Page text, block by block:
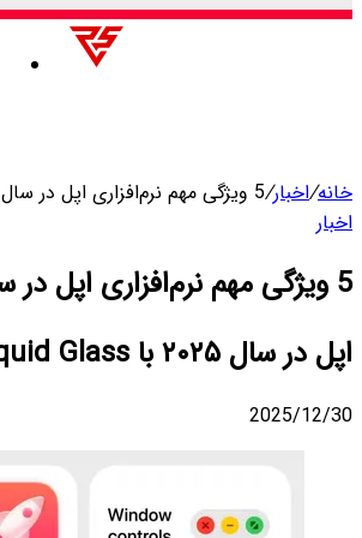
خانه/اخبار/5 ویژگی مهم نرم‌افزاری اپل در سال 2025
اخبار
5 ویژگی مهم نرم‌افزاری اپل در سال 2025
اپل در سال ۲۰۲۵ با Liquid Glass، چندوظیفگی آیپد، ارتقای Spotlight، ترجمه زنده و Call Screening تجربه نرم‌افزاری را متحول کرد.
2025/12/30